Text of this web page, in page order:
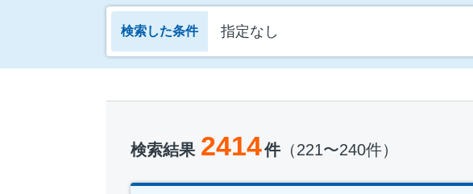
検索した条件 指定なし
検索結果 2414件（221〜240件）